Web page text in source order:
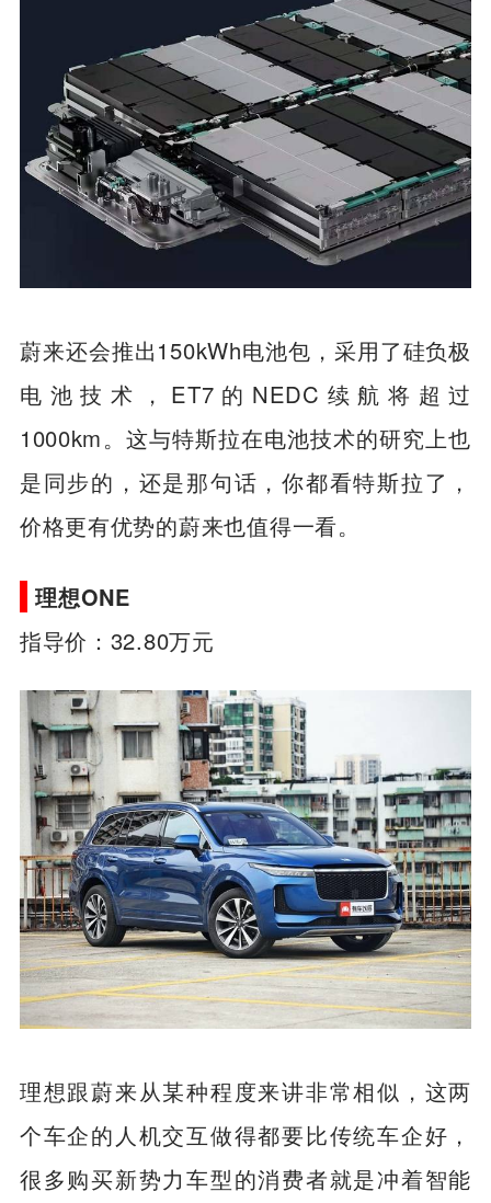
蔚来还会推出150kWh电池包，采用了硅负极
电池技术，ET7的NEDC续航将超过
1000km。这与特斯拉在电池技术的研究上也
是同步的，还是那句话，你都看特斯拉了，
价格更有优势的蔚来也值得一看。
理想ONE
指导价：32.80万元
理想跟蔚来从某种程度来讲非常相似，这两
个车企的人机交互做得都要比传统车企好，
很多购买新势力车型的消费者就是冲着智能